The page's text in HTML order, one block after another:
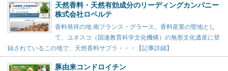
天然香料・天然有効成分のリーディングカンパニー
株式会社ロベルテ
香料発祥の地 南フランス・グラース。香料産業の聖地とし
て、ユネスコ（国連教育科学文化機構）の無形文化遺産に登
録されているこの地で、天然香料サプラ・・・【記事詳細】
豚由来コンドロイチン